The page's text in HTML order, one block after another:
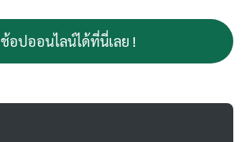
ช้อปออนไลน์ได้ที่นี่เลย !